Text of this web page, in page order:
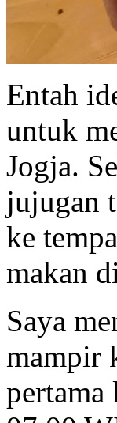
Entah
untuk
Jogja.
jujugan
ke
makan
Saya
mampir